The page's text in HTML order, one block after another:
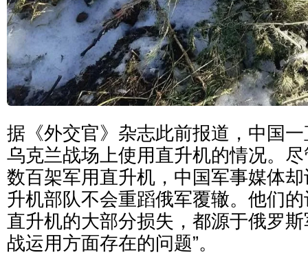
据《外交官》杂志此前报道，中国
乌克兰战场上使用直升机的情况。
数百架军用直升机，中国军事媒体
升机部队不会重蹈俄军覆辙。他们
直升机的大部分损失，都源于俄罗
战运用方面存在的问题”。